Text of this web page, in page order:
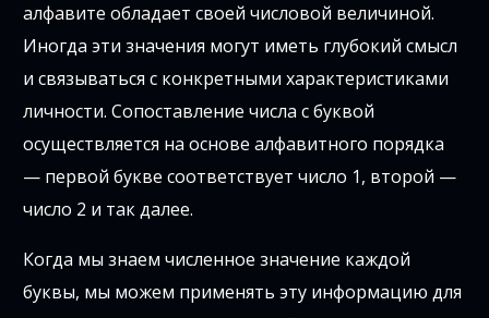
алфавите обладает своей числовой величиной.
Иногда эти значения могут иметь глубокий смысл
и связываться с конкретными характеристиками
личности. Сопоставление числа с буквой
осуществляется на основе алфавитного порядка
— первой букве соответствует число 1, второй —
число 2 и так далее.
Когда мы знаем численное значение каждой
буквы, мы можем применять эту информацию для